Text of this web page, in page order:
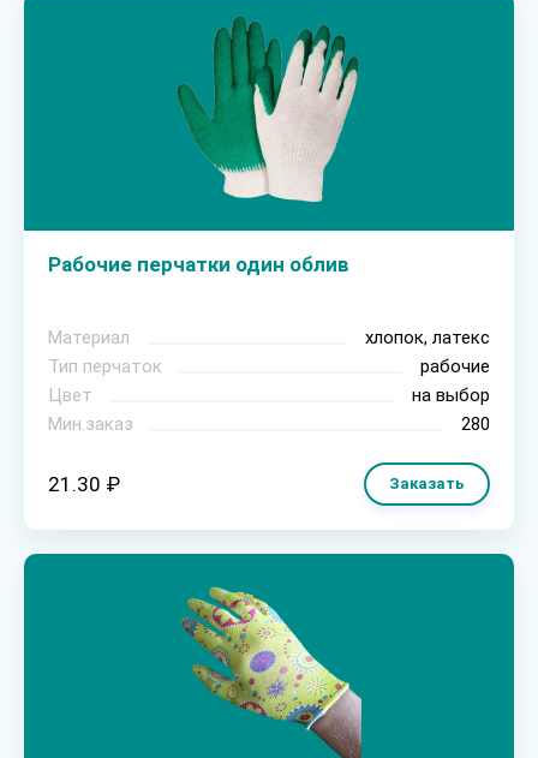
Рабочие перчатки один облив
Материал
хлопок, латекс
Тип перчаток
рабочие
Цвет
на выбор
Мин.заказ
280
21.30 ₽ Заказать